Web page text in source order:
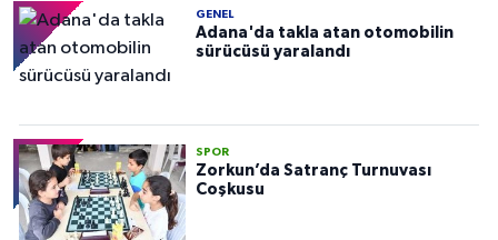
GENEL
Adana'da takla atan otomobilin
sürücüsü yaralandı
SPOR
Zorkun’da Satranç Turnuvası
Coşkusu